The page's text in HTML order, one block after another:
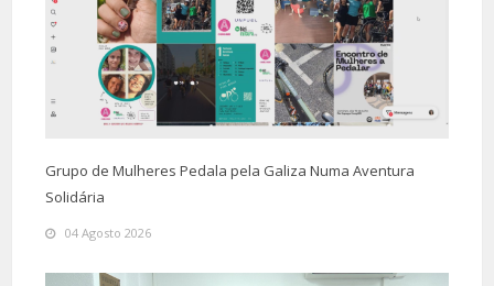
Grupo de Mulheres Pedala pela Galiza Numa Aventura
Solidária
04 Agosto 2026